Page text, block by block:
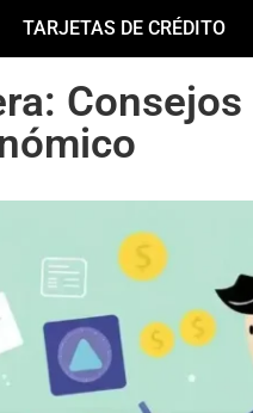
TARJETAS DE CRÉDITO